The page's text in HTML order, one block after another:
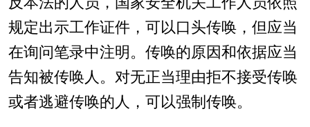
规定出示工作证件，可以口头传唤，但应当
在询问笔录中注明。传唤的原因和依据应当
告知被传唤人。对无正当理由拒不接受传唤
或者逃避传唤的人，可以强制传唤。